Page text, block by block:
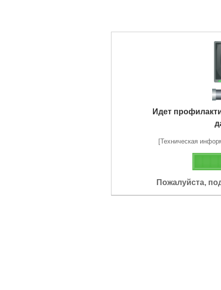
Идет
[Техническая
Пожалуйста,